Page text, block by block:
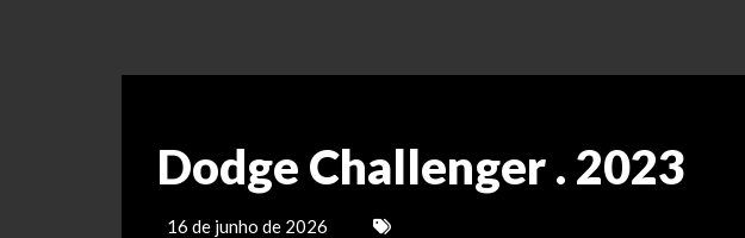
Dodge Challenger . 2023
16 de junho de 2026